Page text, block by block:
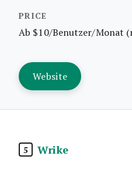
Ab $10/Benutzer/Monat
Website
5 Wrike